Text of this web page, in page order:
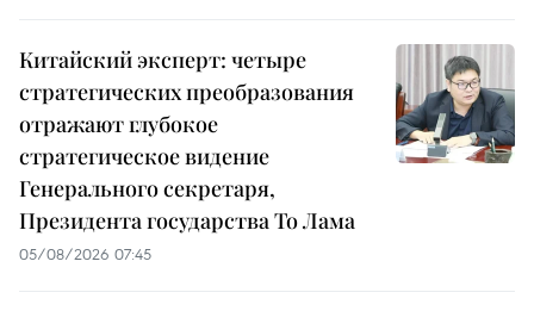
Китайский эксперт: четыре
стратегических преобразования
отражают глубокое
стратегическое видение
Генерального секретаря,
Президента государства То Лама
05/08/2026 07:45